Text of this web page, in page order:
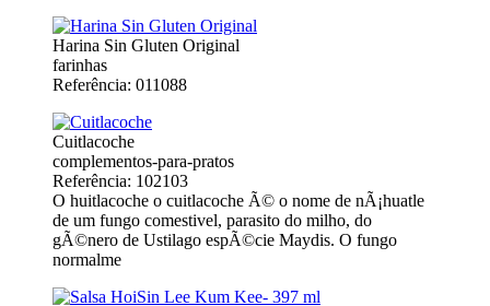
Harina Sin Gluten Original
farinhas
Referência: 011088
Cuitlacoche
complementos-para-pratos
Referência: 102103
O huitlacoche o cuitlacoche Ã© o nome de nÃ¡huatle
de um fungo comestivel, parasito do milho, do
gÃ©nero de Ustilago espÃ©cie Maydis. O fungo
normalme